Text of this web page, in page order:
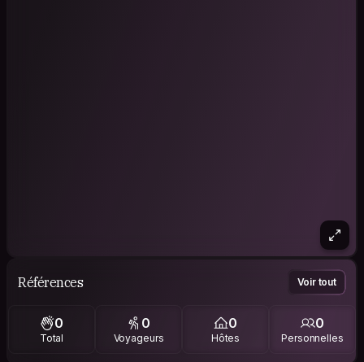
Références Voir tout
0
Total
0
Voyageurs
0
Hôtes
0
Personnelles